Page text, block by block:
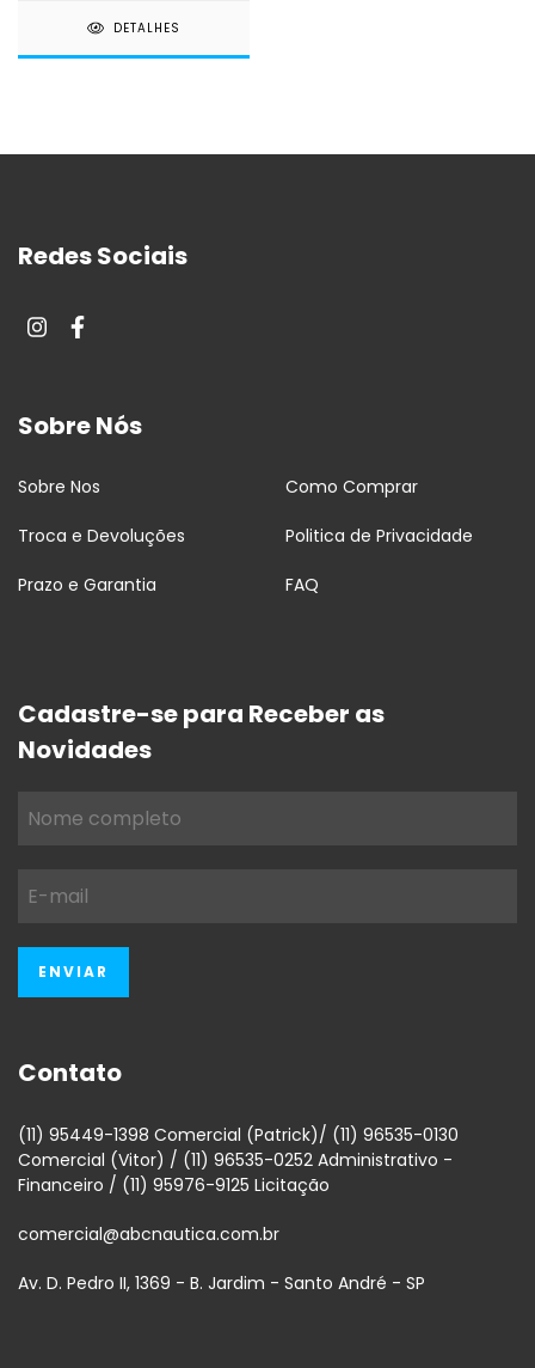
DETALHES
Redes Sociais
Sobre Nós
Sobre Nos Como Comprar
Troca e Devoluções Politica de Privacidade
Prazo e Garantia FAQ
Cadastre-se para Receber as
Novidades
Contato
(11) 95449-1398 Comercial (Patrick)/ (11) 96535-0130
Comercial (Vitor) / (11) 96535-0252 Administrativo -
Financeiro / (11) 95976-9125 Licitação
comercial@abcnautica.com.br
Av. D. Pedro II, 1369 - B. Jardim - Santo André - SP